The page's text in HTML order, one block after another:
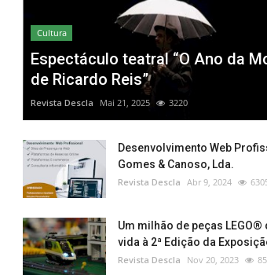
Cultura
Espectáculo teatral “O Ano da
de Ricardo Reis”
Revista Descla Mai 21, 2025 3220
Desenvolvimento Web
Gomes & Canoso, Lda.
Revista Descla Abr 9, 2024
Um milhão de peças LEGO®
vida à 2ª Edição da
Revista Descla Nov 20, 2023